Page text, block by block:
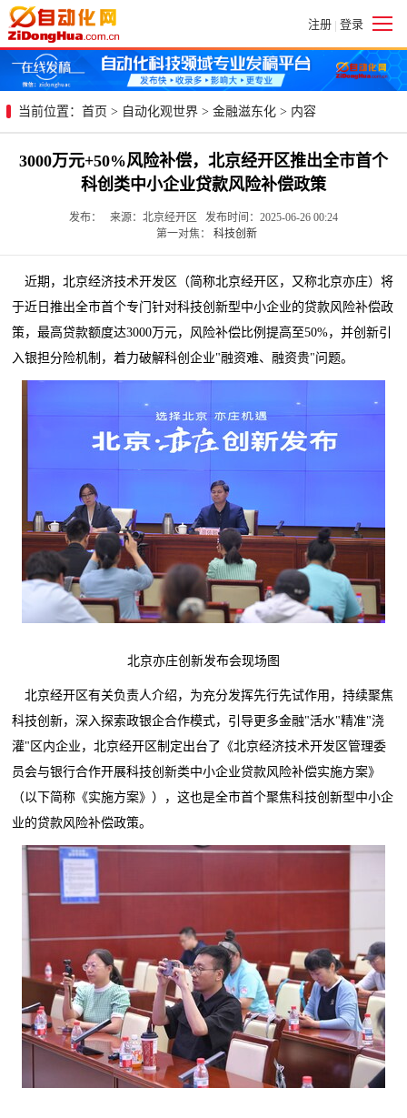
注册 | 登录
当前位置： 首页 > 自动化观世界 > 金融滋东化 > 内容
3000万元+50%风险补偿，北京经开区推出全市首个
科创类中小企业贷款风险补偿政策
发布： 来源：北京经开区 发布时间：2025-06-26 00:24
第一对焦： 科技创新
近期，北京经济技术开发区（简称北京经开区，又称北京亦庄）将
于近日推出全市首个专门针对科技创新型中小企业的贷款风险补偿政
策，最高贷款额度达3000万元，风险补偿比例提高至50%，并创新引
入银担分险机制，着力破解科创企业"融资难、融资贵"问题。
北京亦庄创新发布会现场图
北京经开区有关负责人介绍，为充分发挥先行先试作用，持续聚焦
科技创新，深入探索政银企合作模式，引导更多金融"活水"精准"浇
灌"区内企业，北京经开区制定出台了 《北京经济技术开发区管理委
员会与银行合作开展科技创新类中小企业贷款风险补偿实施方案》
（以下简称《实施方案》），这也是全市首个聚焦科技创新型中小企
业的贷款风险补偿政策。